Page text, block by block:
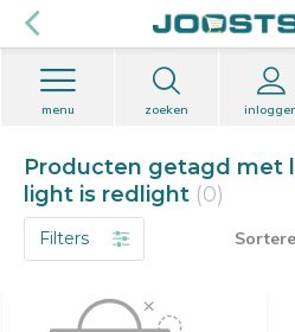
zoeken
menu
Producten getagd met
light is redlight (0)
Filters